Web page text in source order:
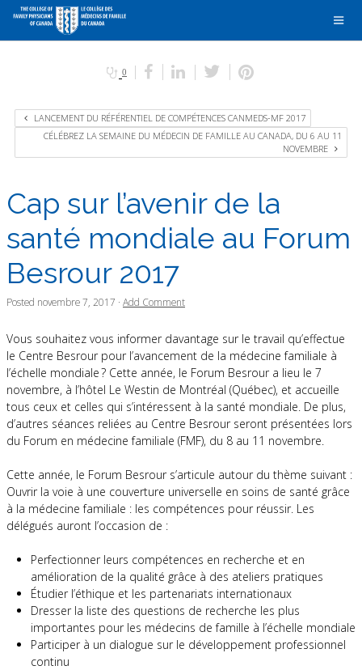
0
LANCEMENT DU RÉFÉRENTIEL DE COMPÉTENCES CANMEDS-MF 2017
CÉLÉBREZ LA SEMAINE DU MÉDECIN DE FAMILLE AU CANADA, DU 6 AU 11
NOVEMBRE
Cap sur l’avenir de la
santé mondiale au Forum
Besrour 2017
Posted novembre 7, 2017 · Add Comment
Vous souhaitez vous informer davantage sur le travail qu’effectue
le Centre Besrour pour l’avancement de la médecine familiale à
l’échelle mondiale ? Cette année, le Forum Besrour a lieu le 7
novembre, à l’hôtel Le Westin de Montréal (Québec), et accueille
tous ceux et celles qui s’intéressent à la santé mondiale. De plus,
d’autres séances reliées au Centre Besrour seront présentées lors
du Forum en médecine familiale (FMF), du 8 au 11 novembre.
Cette année, le Forum Besrour s’articule autour du thème suivant :
Ouvrir la voie à une couverture universelle en soins de santé grâce
à la médecine familiale : les compétences pour réussir. Les
délégués auront l’occasion de :
Perfectionner leurs compétences en recherche et en
amélioration de la qualité grâce à des ateliers pratiques
Étudier l’éthique et les partenariats internationaux
Dresser la liste des questions de recherche les plus
importantes pour les médecins de famille à l’échelle mondiale
Participer à un dialogue sur le développement professionnel
continu